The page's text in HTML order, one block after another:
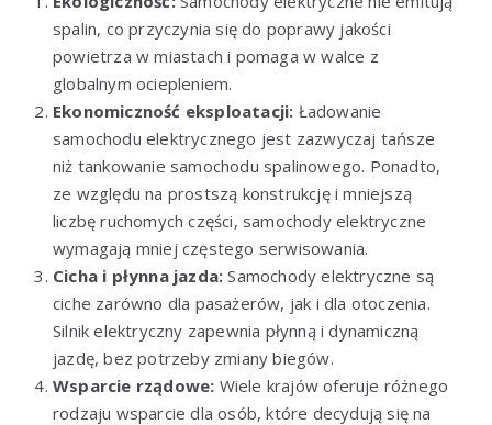
spalin, co przyczynia się do poprawy jakości
powietrza w miastach i pomaga w walce z
globalnym ociepleniem.
Ekonomiczność eksploatacji: Ładowanie
samochodu elektrycznego jest zazwyczaj tańsze
niż tankowanie samochodu spalinowego. Ponadto,
ze względu na prostszą konstrukcję i mniejszą
liczbę ruchomych części, samochody elektryczne
wymagają mniej częstego serwisowania.
Cicha i płynna jazda: Samochody elektryczne są
ciche zarówno dla pasażerów, jak i dla otoczenia.
Silnik elektryczny zapewnia płynną i dynamiczną
jazdę, bez potrzeby zmiany biegów.
Wsparcie rządowe: Wiele krajów oferuje różnego
rodzaju wsparcie dla osób, które decydują się na